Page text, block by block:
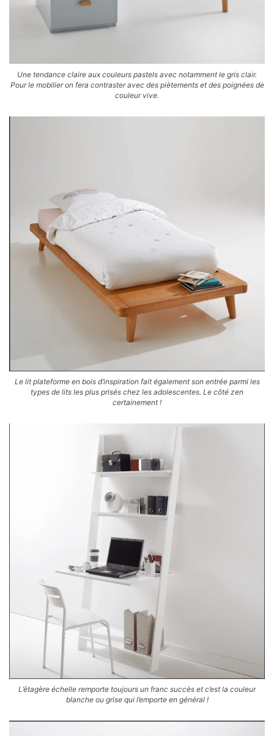
Une tendance claire aux couleurs pastels avec notamment le gris clair.
Pour le mobilier on fera contraster avec des piètements et des poignées de
couleur vive.
Le lit plateforme en bois d’inspiration fait également son entrée parmi les
types de lits les plus prisés chez les adolescentes. Le côté zen
certainement !
L’étagère échelle remporte toujours un franc succès et c’est la couleur
blanche ou grise qui l’emporte en général !